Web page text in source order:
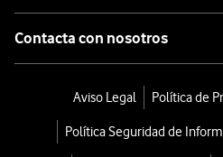
Contacta con nosotros
Aviso Legal Política de
Política Seguridad de